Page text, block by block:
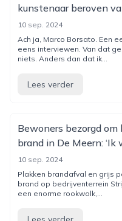
kunstenaar beroven
10 sep. 2024
Ach ja, Marco Borsato. Een
eens interviewen. Van dat
niets. Anders dan dat ik...
Lees verder
Bewoners bezorgd
brand in De Meern:
10 sep. 2024
Plakken brandafval en grijs
brand op bedrijventerrein
een enorme rookwolk,...